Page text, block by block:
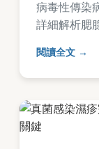
病毒性傳染
詳細解析腮
MMR疫苗接
的治療與家
防範腮腺炎
閱讀全文